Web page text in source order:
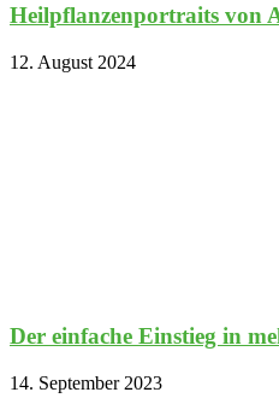
Heilpflanzenportraits von
12. August 2024
Der einfache Einstieg in
14. September 2023